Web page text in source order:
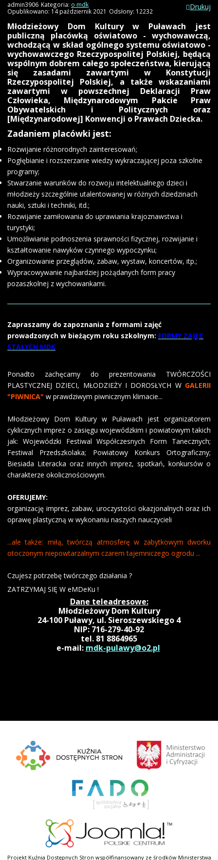
Drukuj
admin3906 Kategoria: o mdk
Opublikowano: 14 październik 2021 Odsłony: 12232
Młodzieżowy Dom Kultury w Puławach jest
publiczną placówką oświatowo - wychowawczą,
wchodzącą w skład ogólnego systemu oświatowo -
wychowawczego Rzeczypospolitej Polskiej, będącą
wspólnym dobrem całego społeczeństwa, kierującą
się zasadami zawartymi w Konstytucji
Rzeczypospolitej Polskiej, a także wskazaniami
zawartymi w powszechnej Deklaracji Praw
Człowieka, Międzynarodowym Pakcie Praw
Obywatelskich i Politycznych oraz
[Międzynarodowej] Konwencji o Prawach Dziecka.
Zadaniem placówki jest:
Rozwijanie różnorodnych zainteresowań;
Pogłębianie i rozszerzanie wiedzy wykraczającej poza szkolne
programy;
Stwarzanie warunków do rozwoju intelektualnego dzieci i
młodzieży szczególnie utalentowanej w różnych dziedzinach
nauki, sztuki i techniki, itd.;
Rozwijanie zamiłowania do uprawiania krajoznawstwa i
turystyki;
Umożliwianie podnoszenia sprawności fizycznej, rozwijanie i
kształtowanie nawyków czynnego wypoczynku;
Organizowanie przeglądów, zabaw, wystaw, koncertów, itp.;
Wypracowywanie najbardziej pożądanych form pracy
pozaszkolnej z wychowankami.
Zapraszamy do zapoznania z formami zajęć
prowadzonych w bieżącym roku szkolnym: FORMY ZAJĘC
STAŁYCH MDK
Ponadto zachęcamy do prezentowania TWÓRCZOŚCI
PLASTYCZNEJ DZIECI, MŁODZIEŻY I DOROSŁYCH W GALERII
"PIWNICA" w prawdziwym piwnicznym klimacie...
Młodzieżowy Dom Kultury w Puławach jest organizatorem
cyklicznych imprez o zasięgu wojewódzkim i powiatowym takich
jak: Wojewódzki Festiwal Współczesnych Form Tanecznych;
Festiwal Przedszkolaka; Powiatowy Konkurs Ortograficzny;
Biesiada Literacka oraz innych imprez, spotkań, konkursów o
charakterze okolicznościowym.
OFERUJEMY:
organizację imprez, zabaw, uroczystości okazjonalnych oraz ich
oprawę plastyczną w wykonaniu naszych nauczycieli
...ale także: miłą, twórczą atmosferę w zabytkowym dworku
otoczonym niepowtarzalnym czarem tajemniczego ogrodu ...
Czujesz potrzebę twórczego działania ?
ZATRZYMAJ SIĘ W eMDeKu !
Dane teleadresowe:
Młodzieżowy Dom Kultury
24-100 Puławy, ul. Sieroszewskiego 4
NIP: 716-279-40-92
tel. 81 8864965
e-mail: mdk-pulawy@o2.pl
Projekt Kuźnia Dostępnych Stron współfinansowany ze środków Ministerstwa